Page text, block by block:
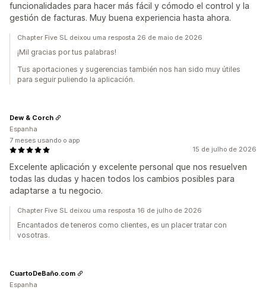
funcionalidades para hacer más fácil y cómodo el control y la
gestión de facturas. Muy buena experiencia hasta ahora.
Chapter Five SL deixou uma resposta 26 de maio de 2026
¡Mil gracias por tus palabras!
Tus aportaciones y sugerencias también nos han sido muy útiles
para seguir puliendo la aplicación.
15 de julho de 2026
Excelente aplicación y excelente personal que nos resuelven
todas las dudas y hacen todos los cambios posibles para
adaptarse a tu negocio.
Dew & Corch
Espanha
7 meses usando o app
Chapter Five SL deixou uma resposta 16 de julho de 2026
Encantados de teneros como clientes, es un placer tratar con
vosotras.
CuartoDeBaño.com
Espanha